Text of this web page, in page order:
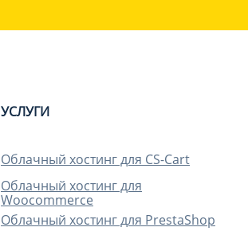
УСЛУГИ
Облачный хостинг для CS-Cart
Облачный хостинг для
Woocommerce
Облачный хостинг для PrestaShop